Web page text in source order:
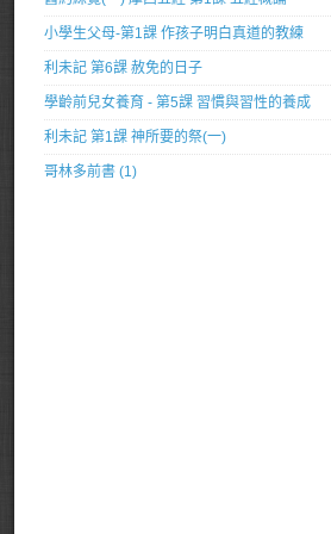
小學生父母-第1課 作孩子明白真道的教練
利未記 第6課 赦免的日子
學齡前兒女養育 - 第5課 習慣與習性的養成
利未記 第1課 神所要的祭(一)
哥林多前書 (1)